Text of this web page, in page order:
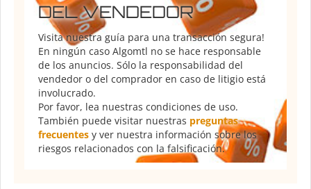
DEL VENDEDOR
Visita nuestra guía para una transacción segura!
En ningún caso Algomtl no se hace responsable
de los anuncios. Sólo la responsabilidad del
vendedor o del comprador en caso de litigio está
involucrado.
Por favor, lea nuestras condiciones de uso.
También puede visitar nuestras preguntas
frecuentes y ver nuestra información sobre los
riesgos relacionados con la falsificación.